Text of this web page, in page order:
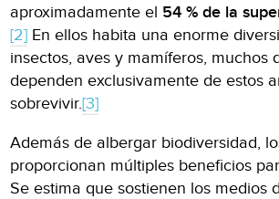
aproximadamente el 54 % de la
[2] En ellos habita una enorme
insectos, aves y mamíferos, muchos
dependen exclusivamente de estos
sobrevivir.[3]
Además de albergar biodiversidad,
proporcionan múltiples beneficios
Se estima que sostienen los medios